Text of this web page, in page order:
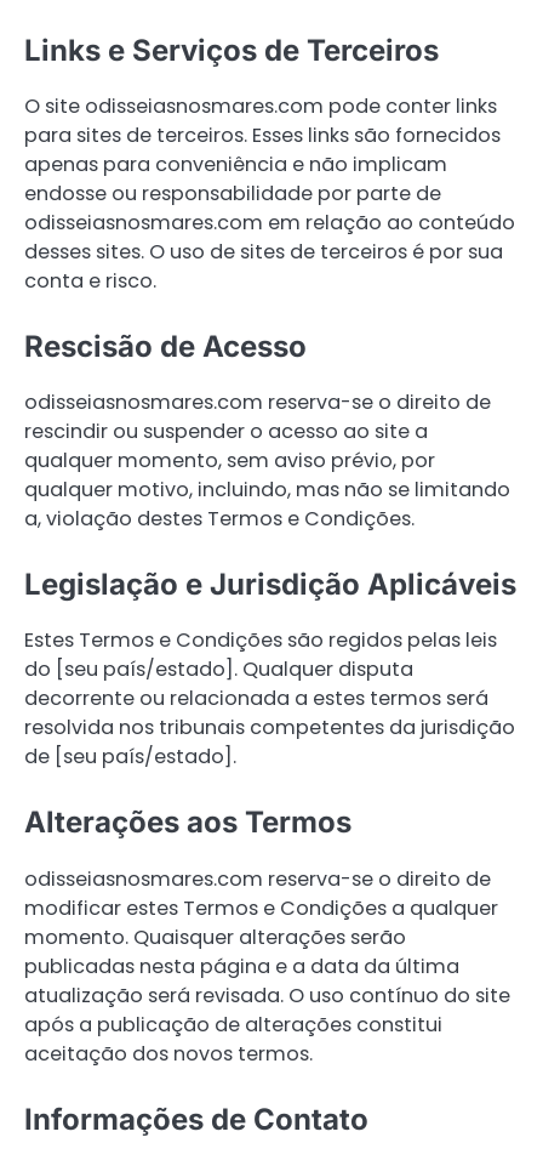
Links e Serviços de Terceiros
O site odisseiasnosmares.com pode conter links
para sites de terceiros. Esses links são fornecidos
apenas para conveniência e não implicam
endosse ou responsabilidade por parte de
odisseiasnosmares.com em relação ao conteúdo
desses sites. O uso de sites de terceiros é por sua
conta e risco.
Rescisão de Acesso
odisseiasnosmares.com reserva-se o direito de
rescindir ou suspender o acesso ao site a
qualquer momento, sem aviso prévio, por
qualquer motivo, incluindo, mas não se limitando
a, violação destes Termos e Condições.
Legislação e Jurisdição Aplicáveis
Estes Termos e Condições são regidos pelas leis
do [seu país/estado]. Qualquer disputa
decorrente ou relacionada a estes termos será
resolvida nos tribunais competentes da jurisdição
de [seu país/estado].
Alterações aos Termos
odisseiasnosmares.com reserva-se o direito de
modificar estes Termos e Condições a qualquer
momento. Quaisquer alterações serão
publicadas nesta página e a data da última
atualização será revisada. O uso contínuo do site
após a publicação de alterações constitui
aceitação dos novos termos.
Informações de Contato